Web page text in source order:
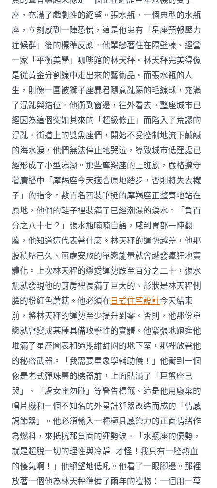
座，充滿了戲劇性的絕望。張水瓶，一個典型的水瓶
座，立刻感到一陣恐慌，這是他患有「星座預報壓力
症候群」後的標準反應。他單戀著住在隔壁棟、經營
一家「平衡美學」咖啡館的林天秤。林天秤完美得像
是從黃金分割線中走出來的藝術品。而張水瓶的人
生，則像一團被獅子座暴君隨意亂踢的毛線球，充滿
了混亂與錯位。他衝到窗邊，往外看去。整座城市已
經因為這個突如其來的「超級修正」而陷入了荒謬的
混亂。街道上的雙魚座們，開始不受控制地流下鹹鹹
的海水淚，他們無法停止地哭泣，導致城市低窪處已
經形成了小型潟湖。那些摩羯座的上班族，嚴格遵守
著廣播中「摩羯座今天適合原地踏步，否則將失去襪
子」的指令。數百名西裝筆挺的摩羯座正整齊地站在
原地，他們的鞋子裡裝滿了已經潮濕的淚水。「負百
分之八十七？」張水瓶喃喃自語，感到胃部一陣翻
騰，他知道這代表著什麼。林天秤的運勢越差，他那
股積壓已久、無處安放的單戀能量就會越發瘋狂地實
體化。上次林天秤的戀愛運勢跌至百分之二十，張水
瓶就發現他的廚房裡長滿了巨大的、形狀是林天秤側
臉的粉紅色蘑菇。他必須在日式住宅設計今天結束
前，將林天秤的運勢至少提升到零。否則，他那份單
戀就會變成某種具備攻擊性的實體。他緊張地跑進他
堆滿了星座圖表和過期甜甜圈的地下室，那裡放著他
的秘密武器。「我需要星象學輔助儀！」他衝到一個
像是老式彈珠臺的機器前，上面貼滿了「巨蟹座已
哭」、「處女座勿碰」等警告標籤。這是他用廢棄的
唱片機和一個不知名的外星計算器改造而成的「情感
調節器」。他必須輸入一種極具感染力的正面情緒作
為燃料，來抵抗那負面的運勢波。「水瓶座的優勢，
就是超脫一切的理性與冷靜…才怪！我只有一腔熱血
的傻氣啊！」他絕望地低吼。他看了一眼腳邊。那裡
放著一個他為林天秤準備了兩年的禮物：一個用一萬